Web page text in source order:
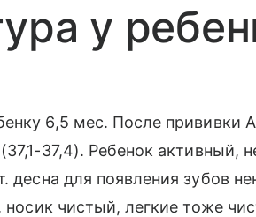
у
6,5 мес. После прививки
37,4). Ребенок активный,
десна для появления зубов
носик чистый, легкие тоже